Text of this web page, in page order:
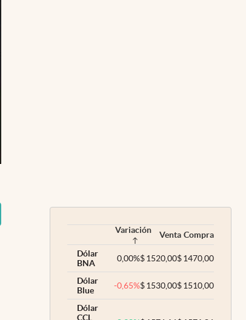
Variación Venta Compra
Dólar
BNA
0,00%$1520,00$1470,00
Dólar
Blue
-0,65%$1530,00$1510,00
Dólar
CCL